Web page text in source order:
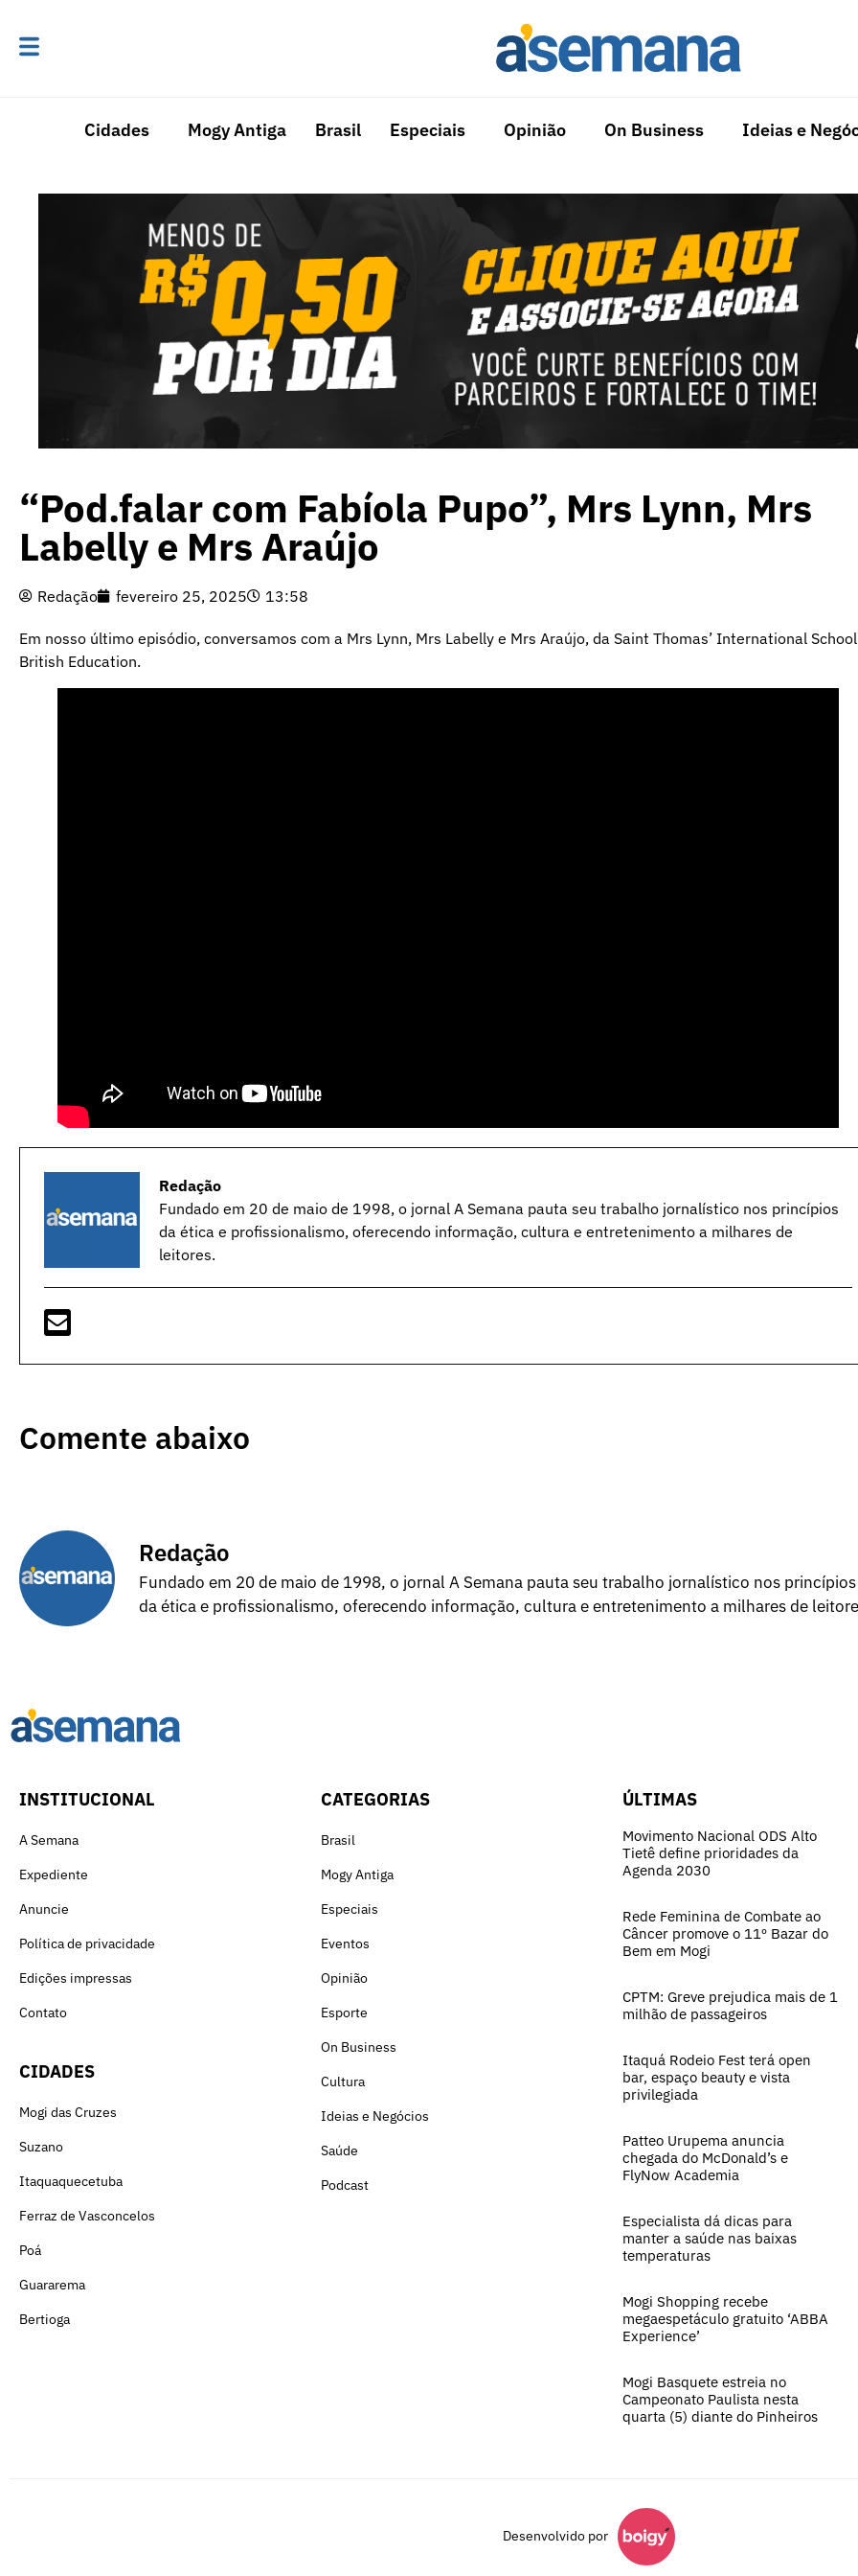
Cidades Mogy Antiga Brasil Especiais Opinião On Business Ideias e
“Pod.falar com Fabíola Pupo”, Mrs Lynn, Mrs
Labelly e Mrs Araújo
Redação fevereiro 25, 2025 13:58
Em nosso último episódio, conversamos com a Mrs Lynn, Mrs Labelly e Mrs Araújo, da Saint Thomas’ International School
British Education.
Redação
Fundado em 20 de maio de 1998, o jornal A Semana pauta seu trabalho jornalístico nos princípios
da ética e profissionalismo, oferecendo informação, cultura e entretenimento a milhares de
leitores.
Comente abaixo
Redação
Fundado em 20 de maio de 1998, o jornal A Semana pauta seu trabalho jornalístico nos princípios
da ética e profissionalismo, oferecendo informação, cultura e entretenimento a milhares de
INSTITUCIONAL
A Semana
Expediente
Anuncie
Política de privacidade
Edições impressas
Contato
CIDADES
Mogi das Cruzes
Suzano
Itaquaquecetuba
Ferraz de Vasconcelos
Poá
Guararema
Bertioga
CATEGORIAS
Brasil
Mogy Antiga
Especiais
Eventos
Opinião
Esporte
On Business
Cultura
Ideias e Negócios
Saúde
Podcast
ÚLTIMAS
Movimento Nacional ODS Alto
Tietê define prioridades da
Agenda 2030
Rede Feminina de Combate ao
Câncer promove o 11º Bazar do
Bem em Mogi
CPTM: Greve prejudica mais de 1
milhão de passageiros
Itaquá Rodeio Fest terá open
bar, espaço beauty e vista
privilegiada
Patteo Urupema anuncia
chegada do McDonald’s e
FlyNow Academia
Especialista dá dicas para
manter a saúde nas baixas
temperaturas
Mogi Shopping recebe
megaespetáculo gratuito ‘ABBA
Experience’
Mogi Basquete estreia no
Campeonato Paulista nesta
quarta (5) diante do Pinheiros
Desenvolvido por